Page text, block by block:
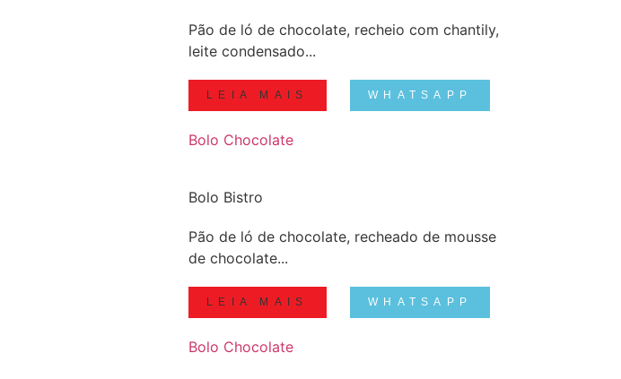
Pão de ló de chocolate, recheio com chantily,
leite condensado...
LEIA MAIS WHATSAPP
Bolo Chocolate
Bolo Bistro
Pão de ló de chocolate, recheado de mousse
de chocolate...
LEIA MAIS WHATSAPP
Bolo Chocolate